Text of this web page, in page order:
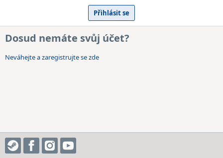
Dosud nemáte svůj účet?
Neváhejte a zaregistrujte se zde